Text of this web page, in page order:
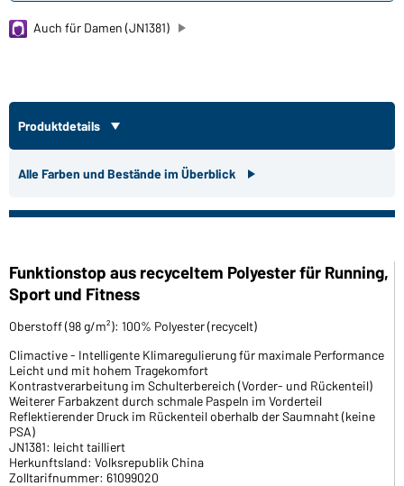
Auch für Damen (JN1381)
Produktdetails
Alle Farben und Bestände im Überblick
Funktionstop aus recyceltem Polyester für Running,
Sport und Fitness
Oberstoff (98 g/m²): 100% Polyester (recycelt)
Climactive - Intelligente Klimaregulierung für maximale Performance
Leicht und mit hohem Tragekomfort
Kontrastverarbeitung im Schulterbereich (Vorder- und Rückenteil)
Weiterer Farbakzent durch schmale Paspeln im Vorderteil
Reflektierender Druck im Rückenteil oberhalb der Saumnaht (keine
PSA)
JN1381: leicht tailliert
Herkunftsland: Volksrepublik China
Zolltarifnummer: 61099020